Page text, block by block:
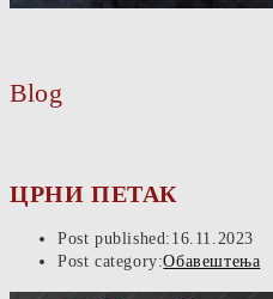
Blog
ЦРНИ ПЕТАК
Post published: 16.11.2023
Post category:Обавештења